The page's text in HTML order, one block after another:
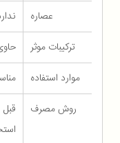
عصاره
ترکیبات موثر
موارد استفاده
روش مصرف